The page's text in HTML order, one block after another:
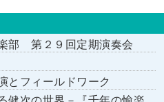
部 第２９回定期演奏会
とフィールドワーク